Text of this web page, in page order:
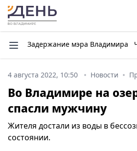
Задержание мэра Владимира
4 августа 2022, 10:50 Новости
Во Владимире на
спасли мужчину
Жителя достали из воды в
состоянии.